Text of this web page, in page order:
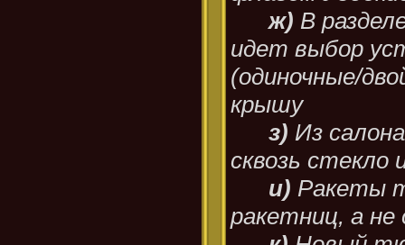
ж) В
идет выбор
(одиночные/
крышу
з) Из
сквозь стекло
и) Ракеты
ракетниц, а